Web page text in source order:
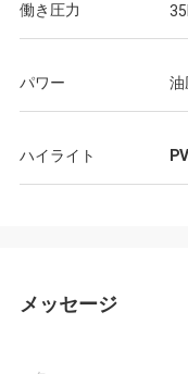
古い顧客、事は、代理店プ
いつも通りまだあります。
び非常によいservic私は値
働き圧力
パワー 油
ハイライト
メッセージ